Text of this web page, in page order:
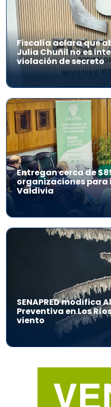
Fiscalía aclara que
Julia Chuñil no es
violación de secreto
Entregan cerca de
organizaciones para
Valdivia
SENAPRED modifica
Preventiva en Los
viento